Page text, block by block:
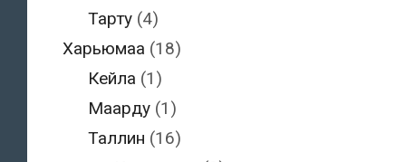
Тарту (4)
Харьюмаа (18)
Кейла (1)
Маарду (1)
Таллин (16)